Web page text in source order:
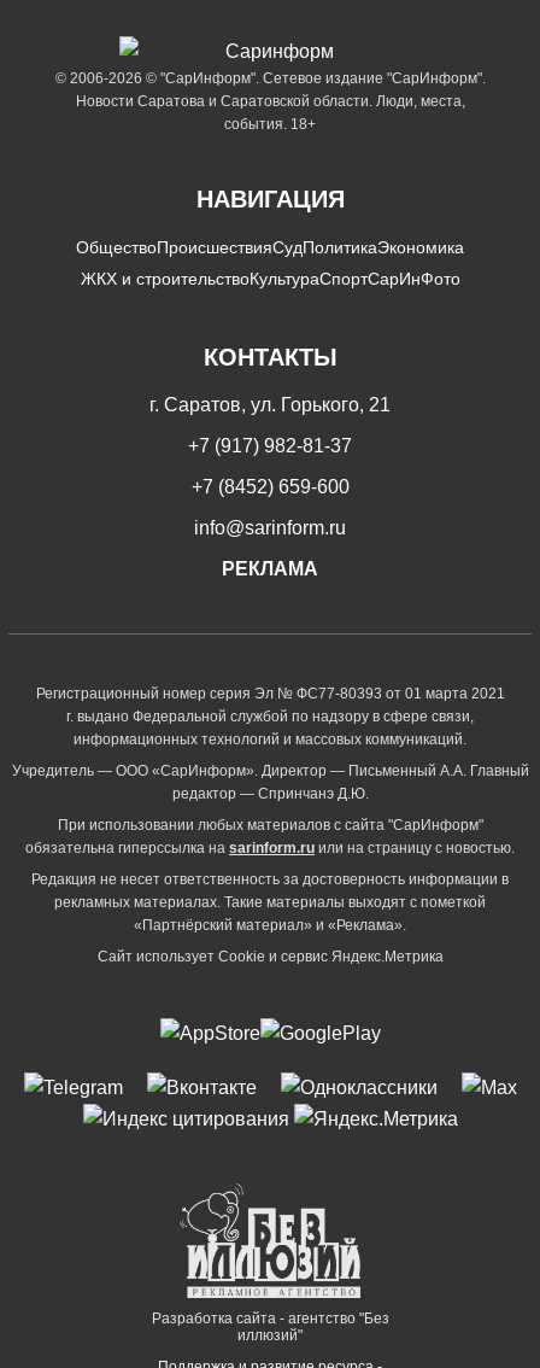
© 2006-2026 © "СарИнформ". Сетевое издание "СарИнформ".
Новости Саратова и Саратовской области. Люди, места,
события. 18+
НАВИГАЦИЯ
ОбществоПроисшествияСудПолитикаЭкономика
ЖКХ и строительствоКультураСпортСарИнФото
КОНТАКТЫ
г. Саратов, ул. Горького, 21
+7 (917) 982-81-37
+7 (8452) 659-600
info@sarinform.ru
РЕКЛАМА
Регистрационный номер серия Эл № ФС77-80393 от 01 марта 2021
г. выдано Федеральной службой по надзору в сфере связи,
информационных технологий и массовых коммуникаций.
Учредитель — ООО «СарИнформ». Директор — Письменный А.А. Главный
редактор — Спринчанэ Д.Ю.
При использовании любых материалов с сайта "СарИнформ"
обязательна гиперссылка на sarinform.ru или на страницу с новостью.
Редакция не несет ответственность за достоверность информации в
рекламных материалах. Такие материалы выходят с пометкой
«Партнёрский материал» и «Реклама».
Сайт использует Cookie и сервиc Яндекс.Метрика
Разработка сайта - агентство "Без
иллюзий"